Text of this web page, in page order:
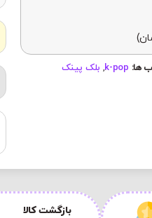
ها: k-pop
, بلک پینک
بازگشت کالا